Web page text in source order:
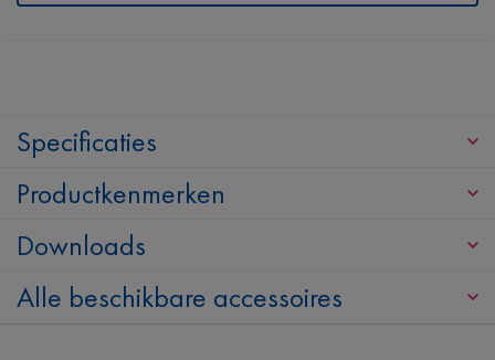
Specificaties
Productkenmerken
Downloads
Alle beschikbare accessoires